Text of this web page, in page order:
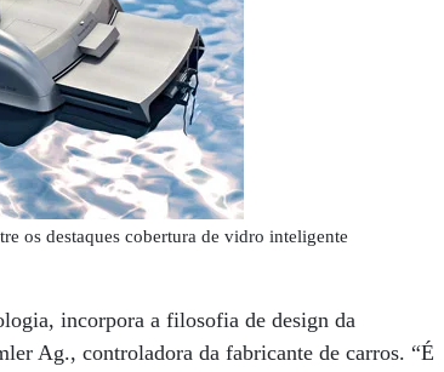
os destaques cobertura de vidro inteligente
incorpora a filosofia de design da
Ag., controladora da fabricante de carros. “É